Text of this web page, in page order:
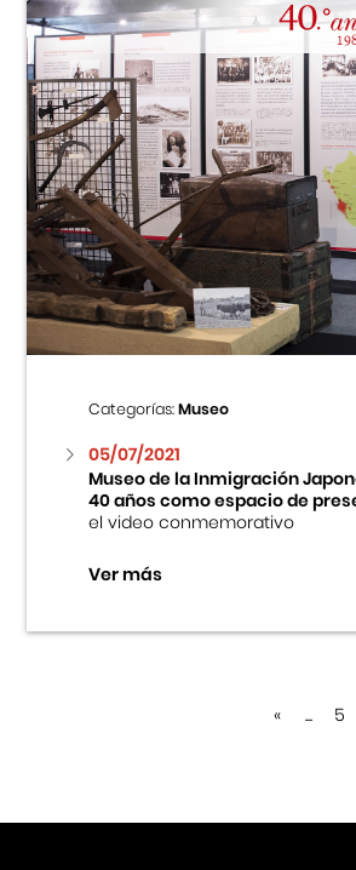
Categorías:Museo
05/07/2021
Museo de la Inmigración
40 años como espacio de
el video conmemorativo
Ver más
« ... 5